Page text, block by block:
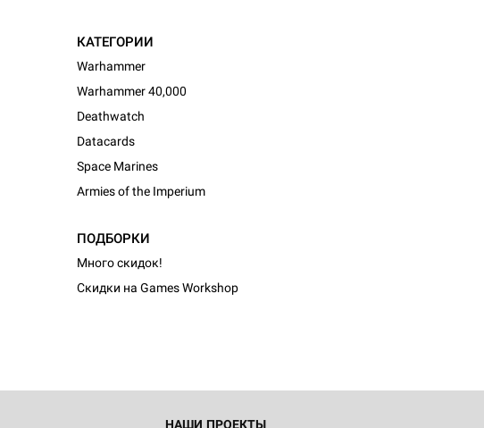
КАТЕГОРИИ
Warhammer
Warhammer 40,000
Deathwatch
Datacards
Space Marines
Armies of the Imperium
ПОДБОРКИ
Много скидок!
Скидки на Games Workshop
НАШИ ПРОЕКТЫ